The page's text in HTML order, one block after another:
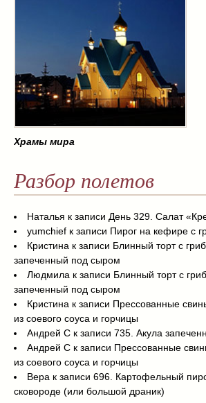
Храмы мира
Разбор полетов
Наталья к записи День 329. Салат
yumchief к записи Пирог на кефире с
Кристина к записи Блинный торт с
запеченный под сыром
Людмила к записи Блинный торт с
запеченный под сыром
Кристина к записи Прессованные
из соевого соуса и горчицы
Андрей С к записи 735. Акула
Андрей С к записи Прессованные
из соевого соуса и горчицы
Вера к записи 696. Картофельный
сковороде (или большой драник)